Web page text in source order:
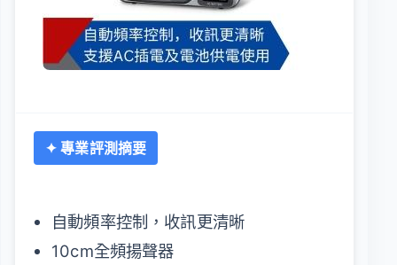
✦ 專業評測摘要
自動頻率控制，收訊更清晰
10cm全頻揚聲器